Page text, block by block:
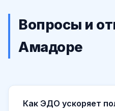
Вопросы и
Амадоре
Как ЭДО ускоряет